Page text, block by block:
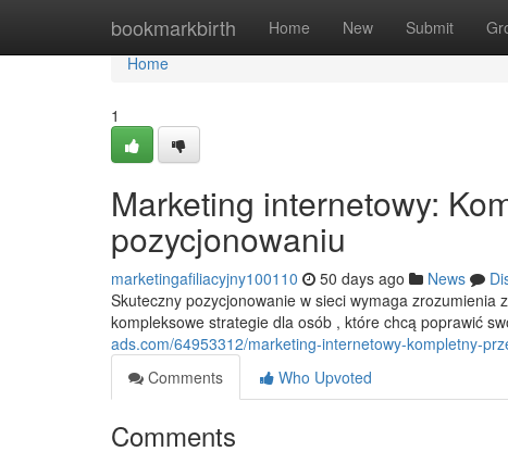
bookmarkbirth Home New Submit
Home
Home
1
Marketing internetowy:
pozycjonowaniu
marketingafiliacyjny100110 50 days ago News
Skuteczny pozycjonowanie w sieci wymaga
kompleksowe strategie dla osób , które chcą poprawić
ads.com/64953312/marketing-internetowy-kompletny-
Comments
Who Upvoted
Comments